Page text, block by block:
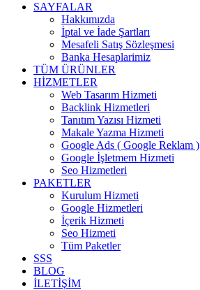
SAYFALAR
Hakkımızda
İptal ve İade Şartları
Mesafeli Satış Sözleşmesi
Banka Hesaplarimiz
TÜM ÜRÜNLER
HİZMETLER
Web Tasarım Hizmeti
Backlink Hizmetleri
Tanıtım Yazısı Hizmeti
Makale Yazma Hizmeti
Google Ads ( Google Reklam )
Google İşletmem Hizmeti
Seo Hizmetleri
PAKETLER
Kurulum Hizmeti
Google Hizmetleri
İçerik Hizmeti
Seo Hizmeti
Tüm Paketler
SSS
BLOG
İLETİŞİM